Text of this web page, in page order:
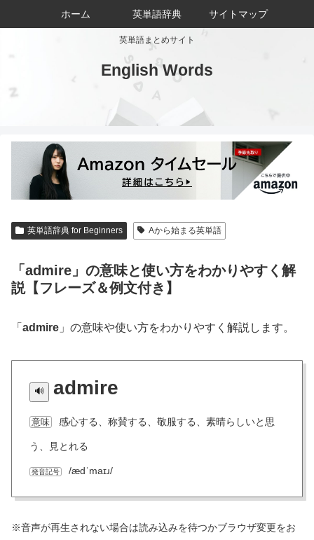
英単語まとめサイト
English Words
ホーム 英単語辞典 サイトマップ
英単語辞典 for Beginners Aから始まる英単語
「admire」の意味と使い方をわかりやすく解
説【フレーズ＆例文付き】
「 admire 」の意味や使い方をわかりやすく解説します。
admire
意味 感心する、称賛する、敬服する、素晴らしいと思
う、見とれる
発音記号 /ædˈmaɪɹ/
※音声が再生されない場合は読み込みを待つかブラウザ変更をお